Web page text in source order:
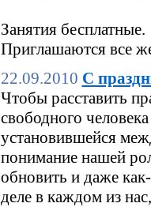
Занятия бесплатные.
Приглашаются все
22.09.2010 С
Чтобы расставить
свободного
установившейся
понимание нашей
обновить и даже
деле в каждом из